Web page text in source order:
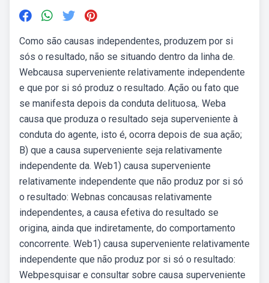
Como são causas independentes, produzem por si
sós o resultado, não se situando dentro da linha de.
Webcausa superveniente relativamente independente
e que por si só produz o resultado. Ação ou fato que
se manifesta depois da conduta delituosa,. Weba
causa que produza o resultado seja superveniente à
conduta do agente, isto é, ocorra depois de sua ação;
B) que a causa superveniente seja relativamente
independente da. Web1) causa superveniente
relativamente independente que não produz por si só
o resultado: Webnas concausas relativamente
independentes, a causa efetiva do resultado se
origina, ainda que indiretamente, do comportamento
concorrente. Web1) causa superveniente relativamente
independente que não produz por si só o resultado:
Webpesquisar e consultar sobre causa superveniente